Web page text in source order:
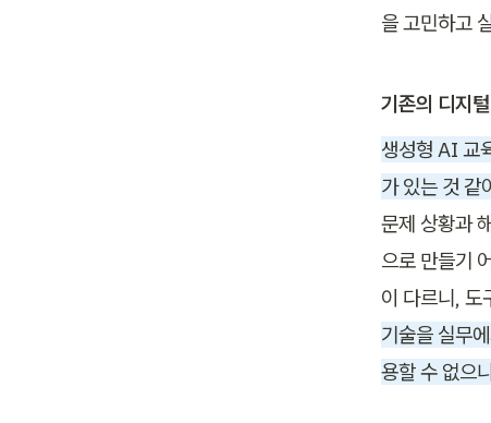
을 고민하고
기존의 디지
생성형 AI 교
가 있는 것 같
문제 상황과
으로 만들기
이 다르니, 도
기술을 실무
용할 수 없으